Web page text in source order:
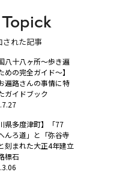
された記事
八十八ヶ所～歩き遍
めの完全ガイド～】
遍路さんの事情に特
ガイドブック
県多度津町】「77
んろ道」と「弥谷寺
刻まれた大正4年建立
標石